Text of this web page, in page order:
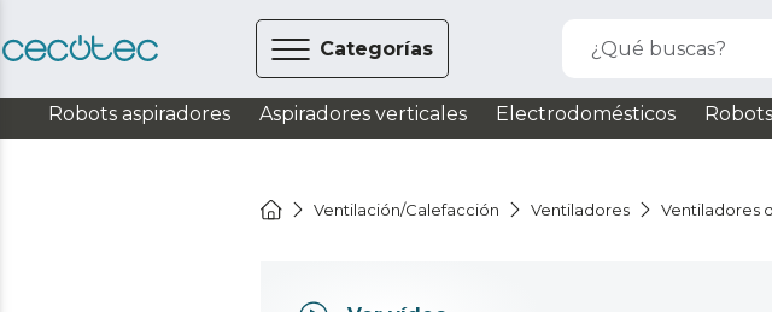
Categorías ¿Qué buscas?
Robots aspiradores Aspiradores verticales Electrodomésticos
Ventilación/Calefacción Ventiladores Ventiladores